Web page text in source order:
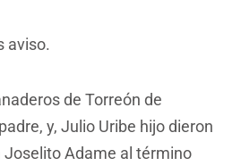
aviso.
de Torreón de
y, Julio Uribe hijo dieron
Joselito Adame al término